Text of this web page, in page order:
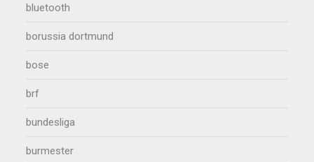
bluetooth
borussia dortmund
bose
brf
bundesliga
burmester